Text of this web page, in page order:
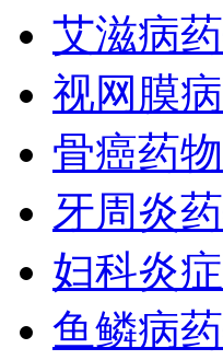
艾滋病
视网膜
骨癌药物
牙周炎
妇科炎
鱼鳞病